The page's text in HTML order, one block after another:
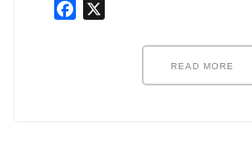
Facebook
READ MORE